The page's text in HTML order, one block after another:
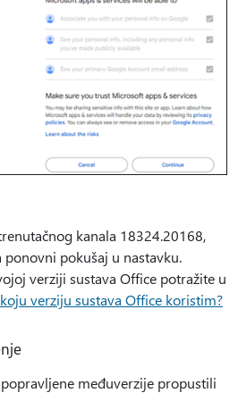
kanala 18324.20168,
pokušaj u nastavku.
verziji sustava Office potražite u
verziju sustava Office koristim?
međuverzije propustili